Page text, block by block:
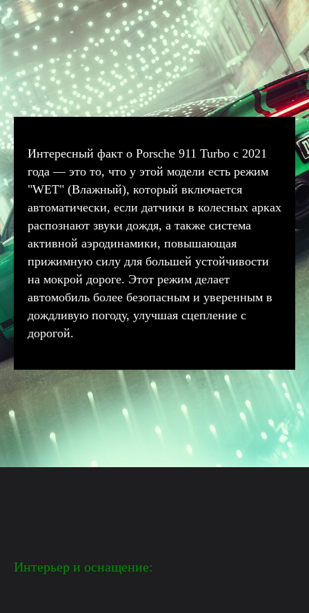
Интересный факт о Porsche 911 Turbo с 2021
года — это то, что у этой модели есть режим
"WET" (Влажный), который включается
автоматически, если датчики в колесных арках
распознают звуки дождя, а также система
активной аэродинамики, повышающая
прижимную силу для большей устойчивости
на мокрой дороге. Этот режим делает
автомобиль более безопасным и уверенным в
дождливую погоду, улучшая сцепление с
дорогой.
Интерьер и оснащение: